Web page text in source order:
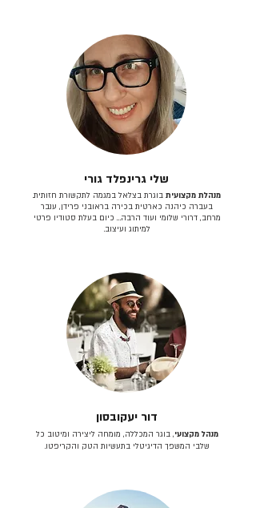
שלי גרינפלד גורי
מנהלת מקצועית בוגרת בצלאל במגמה לתקשורת חזותית.
בעברה כיהנה כארטית בכירה בראובני פרידן, ענבר
מרחב, דרורי שלומי ועוד הרבה… כיום בעלת סטודיו פרטי
למיתוג ועיצוב.
דור יעקובסון
מנהל מקצועי, בוגר המכללה, מומחה ליצירה ומיטוב כל
שלבי המשפך הדיגיטלי בתעשיות הטק והקריפטו.